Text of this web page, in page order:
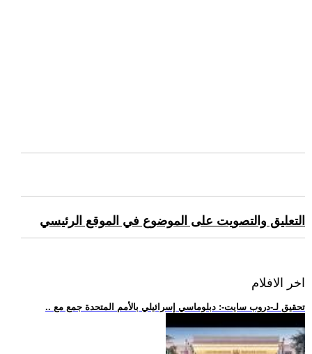
التعليق والتصويت على الموضوع في الموقع الرئيسي
اخر الافلام
.. تحقيق لـ-دروب سايت-: دبلوماسي إسرائيلي بالأمم المتحدة جمع مع